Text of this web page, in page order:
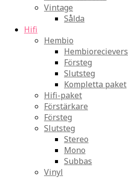
Vintage
Sålda
Hifi
Hembio
Hembiorecievers
Försteg
Slutsteg
Kompletta paket
Hifi-paket
Förstärkare
Försteg
Slutsteg
Stereo
Mono
Subbas
Vinyl